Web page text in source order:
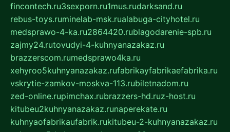
fincontech.ru3sexporn.ru1mus.rudarksand.ru
rebus-toys.ruminelab-msk.rualabuga-cityhotel.ru
medsprawo-4-ka.ru2864420.rublagodarenie-spb.ru
zajmy24.rutovudyi-4-kuhnyanazakaz.ru
brazzerscom.rumedsprawo4ka.ru
xehyroo5kuhnyanazakaz.rufabrikayfabrikaefabrika.ru
vskrytie-zamkov-moskva-113.rubiletnadom.ru
zed-online.rupimchax.rubrazzers-hd.ruz-host.ru
kitubeu2kuhnyanazakaz.runaperekate.ru
kuhnyaofabrikaufabrik.rukitubeu-2-kuhnyanazakaz.ru